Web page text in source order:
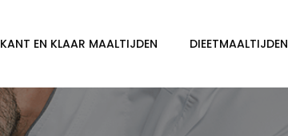
KANT EN KLAAR MAALTIJDEN DIEETMAALTIJDEN